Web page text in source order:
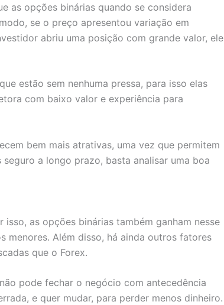
as opções binárias quando se considera
se o preço apresentou variação em
abriu uma posição com grande valor, ele
estão sem nenhuma pressa, para isso elas
com baixo valor e experiência para
bem mais atrativas, uma vez que permitem
a longo prazo, basta analisar uma boa
as opções binárias também ganham nesse
menores. Além disso, há ainda outros fatores
que o Forex.
pode fechar o negócio com antecedência
e quer mudar, para perder menos dinheiro.